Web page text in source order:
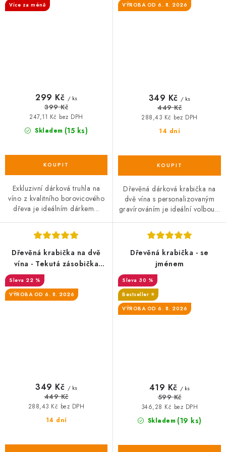
Více za méně
Skladem (15 ks)
247,11 Kč bez DPH
299 Kč / ks
399 Kč
Exkluzivní dárková truhla na
víno z kvalitního borovicového
dřeva je ideálním dárkem...
VÝROBA OD 6. 8. 2026
14 dní
288,43 Kč bez DPH
349 Kč / ks
449 Kč
Dřevěná dárková krabička na
dvě vína s personalizovaným
gravírováním je ideální volbou...
Dřevěná krabička na dvě
vína - Tekutá zásobička
pro Vínopičku
22 %
VÝROBA OD 6. 8. 2026
14 dní
288,43 Kč bez DPH
349 Kč / ks
449 Kč
Dřevěná krabička - se
jménem
30 %
Bestseller ⭐️
VÝROBA OD 6. 8. 2026
Skladem (19 ks)
346,28 Kč bez DPH
419 Kč / ks
599 Kč